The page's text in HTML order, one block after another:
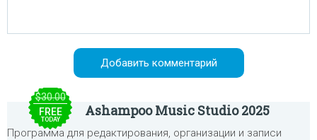
$30.00
FREE
TODAY
Ashampoo Music Studio 2025
Программа для редактирования, организации и записи